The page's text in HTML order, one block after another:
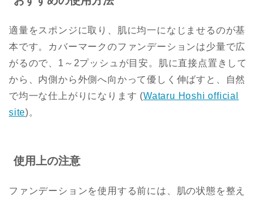
適量をスポンジに取り、肌に均一になじませるのが基
本です。カバーマークのファンデーションは少量で広
がるので、1～2プッシュが目安。肌に直接点置きして
から、内側から外側へ向かって優しく伸ばすと、自然
で均一な仕上がりになります​ (Wataru Hoshi official
site)​。
使用上の注意
ファンデーションを使用する前には、肌の状態を整え